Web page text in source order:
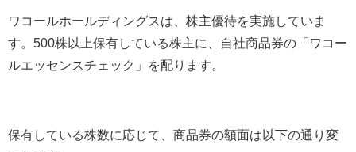
ワコールホールディングスは、株主優待を実施していま
す。500株以上保有している株主に、自社商品券の「ワコー
ルエッセンスチェック」を配ります。
保有している株数に応じて、商品券の額面は以下の通り変